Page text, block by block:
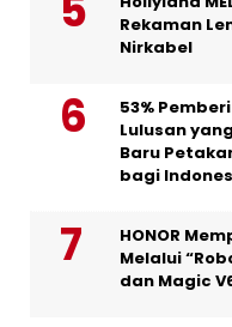
Rekaman
Nirkabel
53%
Lulusan
Baru
bagi
HONOR
Melalui
dan Magic